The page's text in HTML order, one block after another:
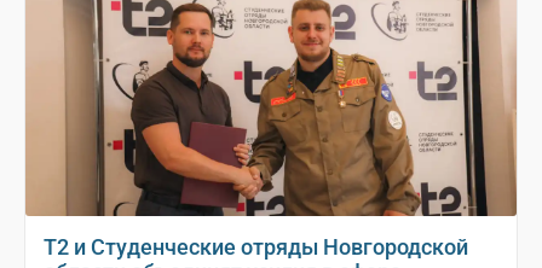
T2 и Студенческие отряды Новгородской